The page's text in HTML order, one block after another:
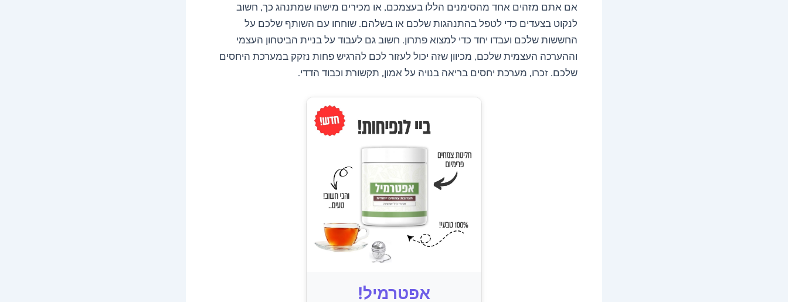
אם אתם מזהים אחד מהסימנים הללו בעצמכם, או מכירים מישהו שמתנהג כך, חשוב
לנקוט בצעדים כדי לטפל בהתנהגות שלכם או בשלהם. שוחחו עם השותף שלכם על
החששות שלכם ועבדו יחד כדי למצוא פתרון. חשוב גם לעבוד על בניית הביטחון העצמי
וההערכה העצמית שלכם, מכיוון שזה יכול לעזור לכם להרגיש פחות נזקק במערכת היחסים
שלכם. זכרו, מערכת יחסים בריאה בנויה על אמון, תקשורת וכבוד הדדי.
אפטרמיל!